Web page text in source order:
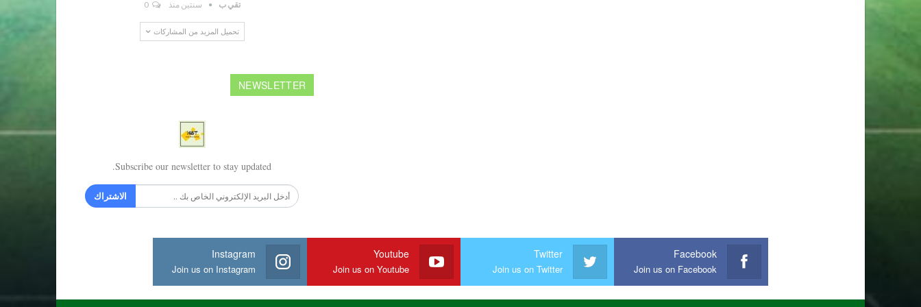
تقي ب سنتين منذ 0
تحميل المزيد من المشاركات
NEWSLETTER
Subscribe our newsletter to stay updated.
الاشتراك
Facebook
Join us on Facebook
Twitter
Join us on Twitter
Youtube
Join us on Youtube
Instagram
Join us on Instagram